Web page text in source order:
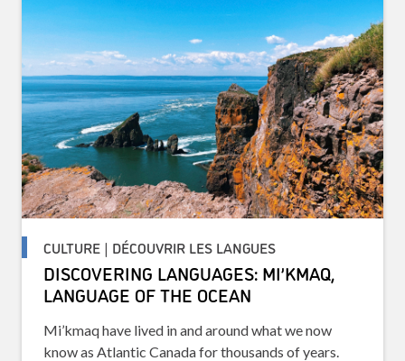
CULTURE | DÉCOUVRIR LES LANGUES
DISCOVERING LANGUAGES: MI’KMAQ,
LANGUAGE OF THE OCEAN
Mi’kmaq have lived in and around what we now
know as Atlantic Canada for thousands of years.